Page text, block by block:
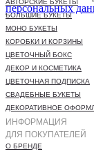
АВТОРСКИЕ БУКЕТЫ
БОЛЬШИЕ БУКЕТЫ
МОНО БУКЕТЫ
КОРОБКИ И КОРЗИНЫ
ЦВЕТОЧНЫЙ БОКС
ДЕКОР И КОСМЕТИКА
ЦВЕТОЧНАЯ ПОДПИСКА
СВАДЕБНЫЕ БУКЕТЫ
ДЕКОРАТИВНОЕ
ИНФОРМАЦИЯ
ДЛЯ ПОКУПАТЕЛЕЙ
О БРЕНДЕ
персональных